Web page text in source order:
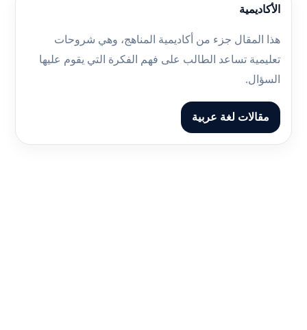
الأكاديمية
هذا المقال جزء من أكاديمية المناهج، وهي شروحات
تعليمية تساعد الطالب على فهم الفكرة التي يقوم عليها
السؤال.
مقالات لغة عربية